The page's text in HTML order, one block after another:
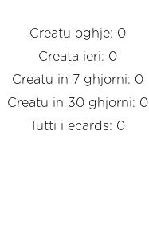
Creatu oghje: 0
Creata ieri: 0
Creatu in 7 ghjorni: 0
Creatu in 30 ghjorni: 0
Tutti i ecards: 0